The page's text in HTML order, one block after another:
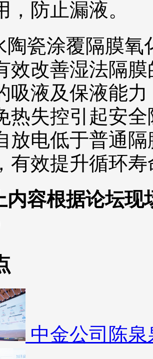
，防止漏液。
陶瓷涂覆隔膜氧
效改善湿法隔
吸液及保液能
热失控引起安
放电低于普通
有效提升循环寿
内容根据论坛
中金公司陈